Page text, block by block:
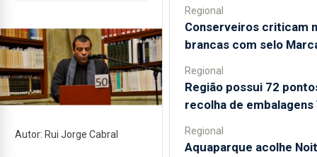
Autor: Rui Jorge Cabral
Regional
Conserveiros criticam
brancas com selo
Regional
Região possui 72
recolha de embalagens
Regional
Aquaparque acolhe